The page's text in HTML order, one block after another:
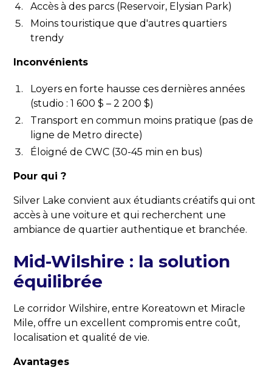
Accès à des parcs (Reservoir, Elysian Park)
Moins touristique que d'autres quartiers
trendy
Inconvénients
Loyers en forte hausse ces dernières années
(studio : 1 600 $ – 2 200 $)
Transport en commun moins pratique (pas de
ligne de Metro directe)
Éloigné de CWC (30-45 min en bus)
Pour qui ?
Silver Lake convient aux étudiants créatifs qui ont
accès à une voiture et qui recherchent une
ambiance de quartier authentique et branchée.
Mid-Wilshire : la solution
équilibrée
Le corridor Wilshire, entre Koreatown et Miracle
Mile, offre un excellent compromis entre coût,
localisation et qualité de vie.
Avantages